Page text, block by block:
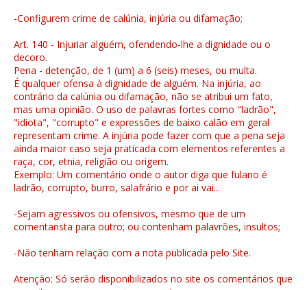
-Configurem crime de calúnia, injúria ou difamação;
Art. 140 - Injuriar alguém, ofendendo-lhe a dignidade ou o
decoro.
Pena - detenção, de 1 (um) a 6 (seis) meses, ou multa.
É qualquer ofensa à dignidade de alguém. Na injúria, ao
contrário da calúnia ou difamação, não se atribui um fato,
mas uma opinião. O uso de palavras fortes como "ladrão",
"idiota", "corrupto" e expressões de baixo calão em geral
representam crime. A injúria pode fazer com que a pena seja
ainda maior caso seja praticada com elementos referentes a
raça, cor, etnia, religião ou origem.
Exemplo: Um comentário onde o autor diga que fulano é
ladrão, corrupto, burro, salafrário e por ai vai...
-Sejam agressivos ou ofensivos, mesmo que de um
comentarista para outro; ou contenham palavrões, insultos;
-Não tenham relação com a nota publicada pelo Site.
Atenção: Só serão disponibilizados no site os comentários que